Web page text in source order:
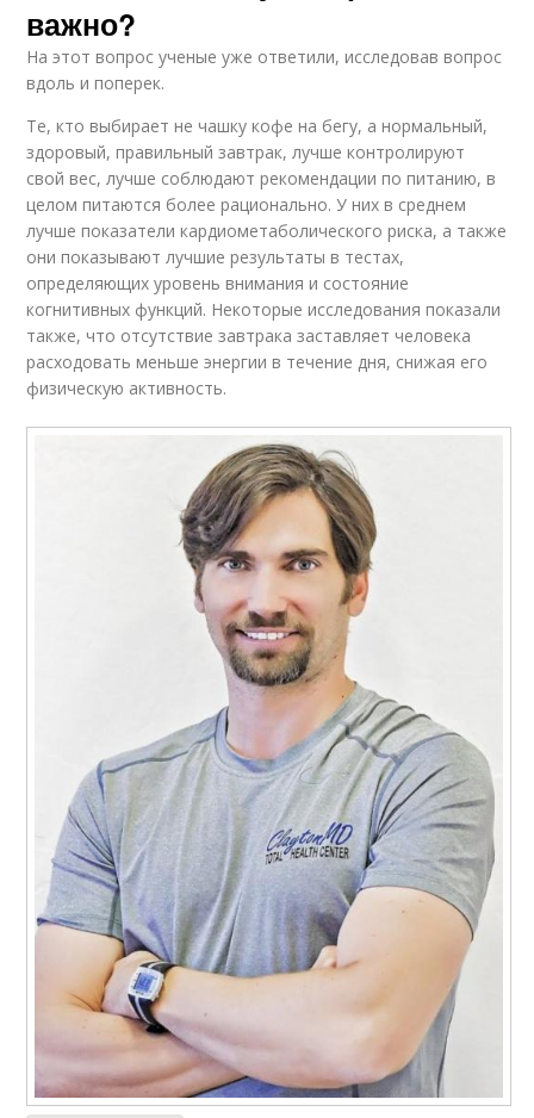
важно?
На этот вопрос ученые уже ответили, исследовав вопрос
вдоль и поперек.
Те, кто выбирает не чашку кофе на бегу, а нормальный,
здоровый, правильный завтрак, лучше контролируют
свой вес, лучше соблюдают рекомендации по питанию, в
целом питаются более рационально. У них в среднем
лучше показатели кардиометаболического риска, а также
они показывают лучшие результаты в тестах,
определяющих уровень внимания и состояние
когнитивных функций. Некоторые исследования показали
также, что отсутствие завтрака заставляет человека
расходовать меньше энергии в течение дня, снижая его
физическую активность.